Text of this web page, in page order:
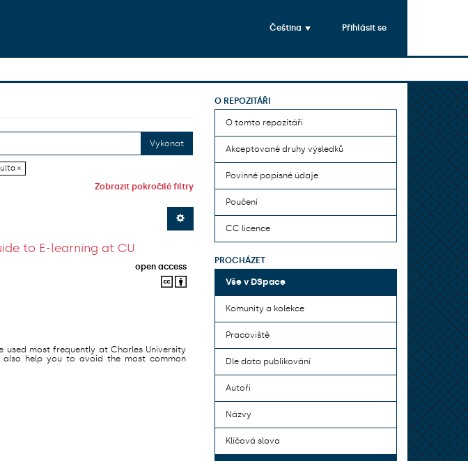
Čeština Přihlásit se
Vykonat
×
Zobrazit pokročilé filtry
to E-learning at CU
open access
most frequently at Charles University
help you to avoid the most common
O REPOZITÁŘI
O tomto repozitáři
Akceptované druhy výsledků
Povinné popisné údaje
Poučení
CC licence
PROCHÁZET
Vše v DSpace
Komunity a kolekce
Pracoviště
Dle data publikování
Autoři
Názvy
Klíčová slova